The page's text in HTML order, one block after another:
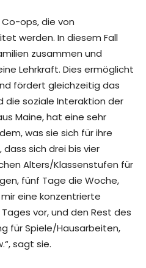
ops, die von
werden. In diesem Fall
zusammen und
Lehrkraft. Dies ermöglicht
fördert gleichzeitig das
die soziale Interaktion der
Maine, hat eine sehr
was sie sich für ihre
sich drei bis vier
Alters/Klassenstufen für
fünf Tage die Woche,
eine konzentrierte
vor, und den Rest des
für Spiele/Hausarbeiten,
sagt sie.